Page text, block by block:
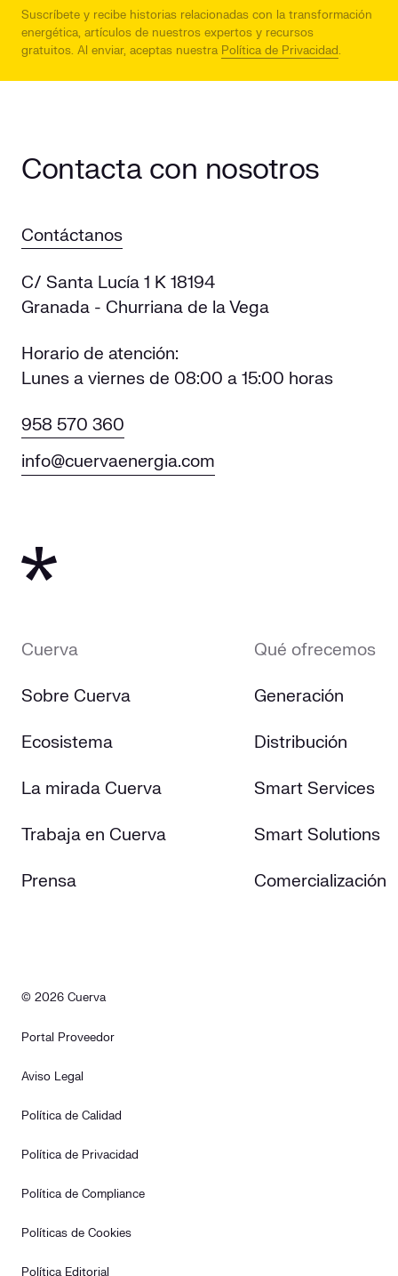
Suscríbete y recibe historias relacionadas con la transformación
energética, artículos de nuestros expertos y recursos
gratuitos. Al enviar, aceptas nuestra Política de Privacidad.
Contacta con nosotros
Contáctanos
C/ Santa Lucía 1 K 18194
Granada - Churriana de la Vega
Horario de atención:
Lunes a viernes de 08:00 a 15:00 horas
958 570 360
info@cuervaenergia.com
Cuerva
Sobre Cuerva
Ecosistema
La mirada Cuerva
Trabaja en Cuerva
Prensa
Qué ofrecemos
Generación
Distribución
Smart Services
Smart Solutions
Comercialización
© 2026 Cuerva
Portal Proveedor
Aviso Legal
Política de Calidad
Política de Privacidad
Política de Compliance
Políticas de Cookies
Política Editorial